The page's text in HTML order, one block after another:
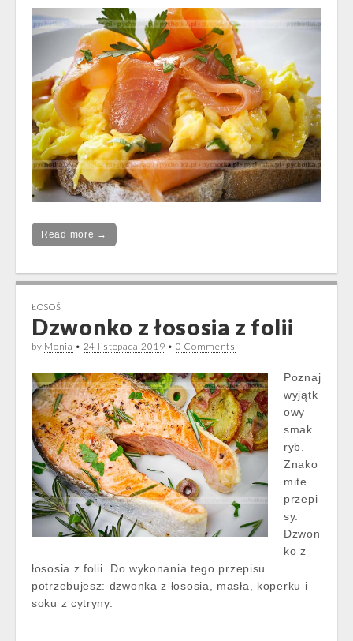
Read more →
ŁOSOŚ
Dzwonko z łososia z folii
by Monia • 24 listopada 2019 • 0 Comments
Poznaj
wyjątk
owy
smak
ryb.
Znako
mite
przepi
sy.
Dzwon
ko z
łososia z folii. Do wykonania tego przepisu
potrzebujesz: dzwonka z łososia, masła, koperku i
soku z cytryny.